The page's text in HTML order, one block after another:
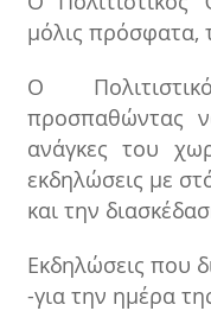
μόλις πρόσφατα,
Ο
προσπαθώντας
ανάγκες του
εκδηλώσεις με
και την
Εκδηλώσεις που
-για την ημέρα